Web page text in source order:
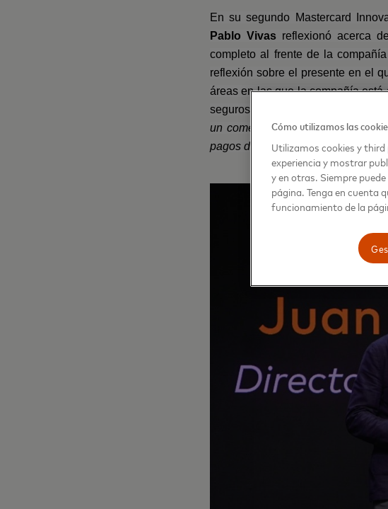
En su segundo Mastercard
Pablo Vivas reflexionó acerca
completo al frente de la
reflexión sobre el presente en el
áreas en las que la compañía
seguros, inteligentes e inclusivos,
un comercio en el que entra con
pagos de forma más eficiente y
Cómo utilizamos las
Utilizamos cookies y
experiencia y mostrar
y en otras. Siempre
página. Tenga en cuenta
funcionamiento de la